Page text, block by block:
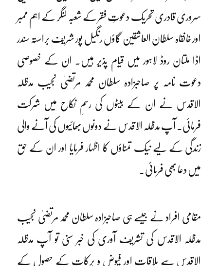
سروری قادری تحریک دعوتِ فقر کے شعبہ لنگر کے اہم ممبر
اور خانقاہ سلطان العاشقین گاؤں رنگیل پور شریف براستہ سندر
اڈا ملتان روڈ لاہور میں قیام پذیر ہیں۔ ان کے خصوصی
دعوت نامہ پر صاحبزادہ سلطان محمد مرتضیٰ نجیب مدظلہ
الاقدس نے ان کے بیٹوں کی رسمِ نکاح میں شرکت
فرمائی۔ آپ مدظلہ الاقدس نے دونوں بھائیوں کی آنے والی
زندگی کے لیے نیک تمناؤں کا اظہار فرمایا اور ان کے حق
میں دعا بھی فرمائی۔
مقامی افراد نے جیسے ہی صاحبزادہ سلطان محمد مرتضیٰ نجیب
مدظلہ الاقدس کی تشریف آوری کی خبر سنی تو آپ مدظلہ
الاقدس سے ملاقات اور فیوض و برکات کے حصول کے